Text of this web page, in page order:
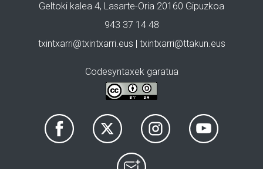
Geltoki kalea 4, Lasarte-Oria 20160 Gipuzkoa
943 37 14 48
txintxarri@txintxarri.eus | txintxarri@ttakun.eus
Codesyntaxek garatua